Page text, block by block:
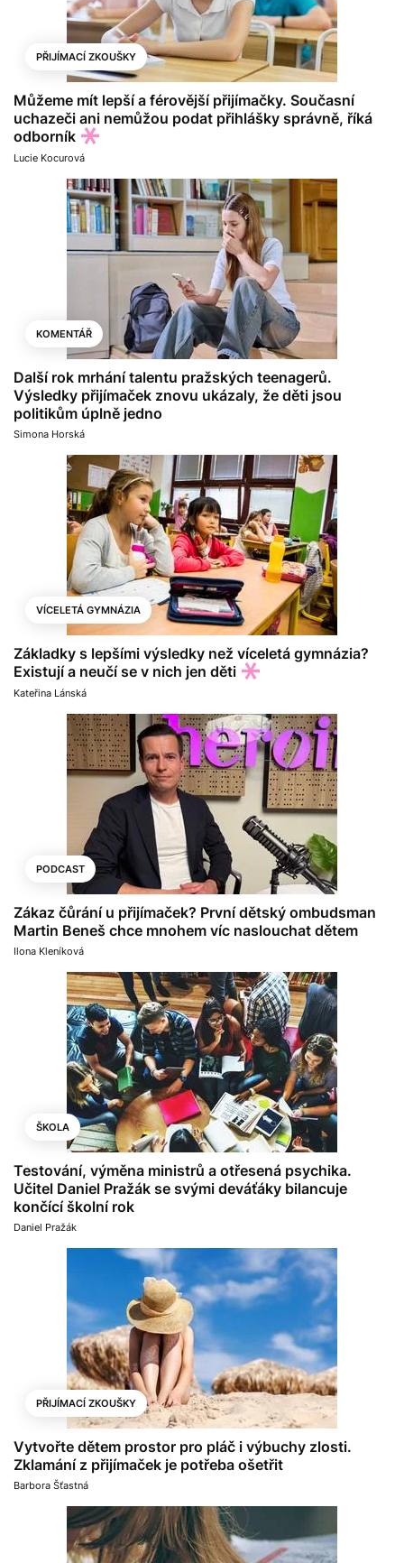
PŘIJÍMACÍ ZKOUŠKY
Můžeme mít lepší a férovější přijímačky. Současní
uchazeči ani nemůžou podat přihlášky správně, říká
odborník
Lucie Kocurová
KOMENTÁŘ
Další rok mrhání talentu pražských teenagerů.
Výsledky přijímaček znovu ukázaly, že děti jsou
politikům úplně jedno
Simona Horská
VÍCELETÁ GYMNÁZIA
Základky s lepšími výsledky než víceletá gymnázia?
Existují a neučí se v nich jen děti
Kateřina Lánská
PODCAST
Zákaz čůrání u přijímaček? První dětský ombudsman
Martin Beneš chce mnohem víc naslouchat dětem
Ilona Kleníková
ŠKOLA
Testování, výměna ministrů a otřesená psychika.
Učitel Daniel Pražák se svými deváťáky bilancuje
končící školní rok
Daniel Pražák
PŘIJÍMACÍ ZKOUŠKY
Vytvořte dětem prostor pro pláč i výbuchy zlosti.
Zklamání z přijímaček je potřeba ošetřit
Barbora Šťastná